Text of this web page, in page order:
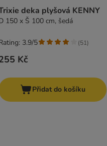
deka plyšová KENNY
150 x Š 100 cm, šedá
Kč
3.9/5 (51)
Přidat do košíku